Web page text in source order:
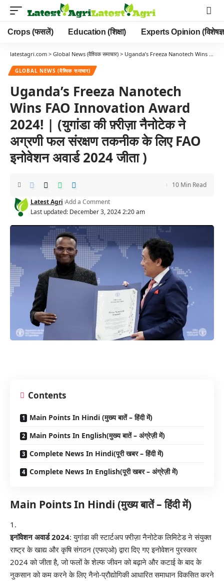
Crops (फसलें) Education (शिक्षा) Experts Opinion (विशेषज्ञ
latestagri.com > Global News (वैश्विक समाचार) > Uganda’s Freeza Nanotech Wins FAO Innovation Award 2024! | (युगांडा की फ़्रीज़ा नैनोटेक ने अग्रणी फल संरक्षण तकनीक के लिए FAO इनोवेशन अवार्ड 2024 जीता )
GLOBAL NEWS (वैश्विक समाचार)
Uganda’s Freeza Nanotech
Wins FAO Innovation Award
2024! | (युगांडा की फ़्रीज़ा नैनोटेक ने
अग्रणी फल संरक्षण तकनीक के लिए FAO
इनोवेशन अवार्ड 2024 जीता )
Last updated: December 3, 2024 2:20 am
Latest Agri Add a Comment
10 Min Read
Contents
Main Points In Hindi (मुख्य बातें – हिंदी में)
Main Points In English(मुख्य बातें – अंग्रेज़ी में)
Complete News In Hindi(पूरी खबर – हिंदी में)
Complete News In English(पूरी खबर – अंग्रेज़ी में)
Main Points In Hindi (मुख्य बातें – हिंदी में)
इनॉवेशन अवार्ड 2024: युगांडा की स्टार्टअप फ़्रीज़ा नैनोटेक लिमिटेड ने संयुक्त
राष्ट्र के खाद्य और कृषि संगठन (एफएओ) द्वारा दिए गए इनोवेशन पुरस्कार
2024 को जीता है, जो फलों के शेल्फ जीवन को बढ़ाने और कटाई के बाद के
नुकसान को कम करने के लिए नैनो-प्रौद्योगिकी आधारित समाधान विकसित करने